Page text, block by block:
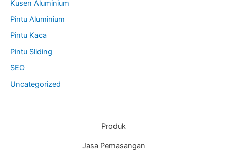
Kusen Aluminium
Pintu Aluminium
Pintu Kaca
Pintu Sliding
SEO
Uncategorized
Produk
Jasa Pemasangan